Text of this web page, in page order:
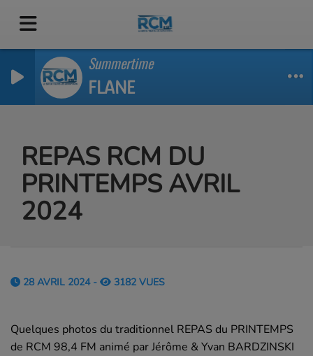
Summertime
FLANE
REPAS RCM DU
PRINTEMPS AVRIL
2024
28 AVRIL 2024 - 3182 VUES
Quelques photos du traditionnel REPAS du PRINTEMPS
de RCM 98,4 FM animé par Jérôme & Yvan BARDZINSKI